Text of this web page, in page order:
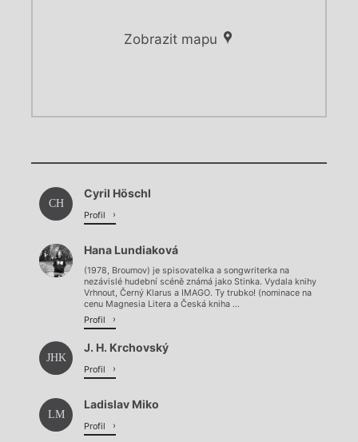
Zobrazit mapu
Načítá se.
Chviličku.
CH
Cyril Höschl
Profil
Hana Lundiaková
(1978, Broumov) je spisovatelka a songwriterka na
nezávislé hudební scéně známá jako Stinka. Vydala knihy
Vrhnout, Černý Klarus a IMAGO. Ty trubko! (nominace na
cenu Magnesia Litera a Česká kniha ...
Profil
JHK
J. H. Krchovský
Profil
LM
Ladislav Miko
Profil